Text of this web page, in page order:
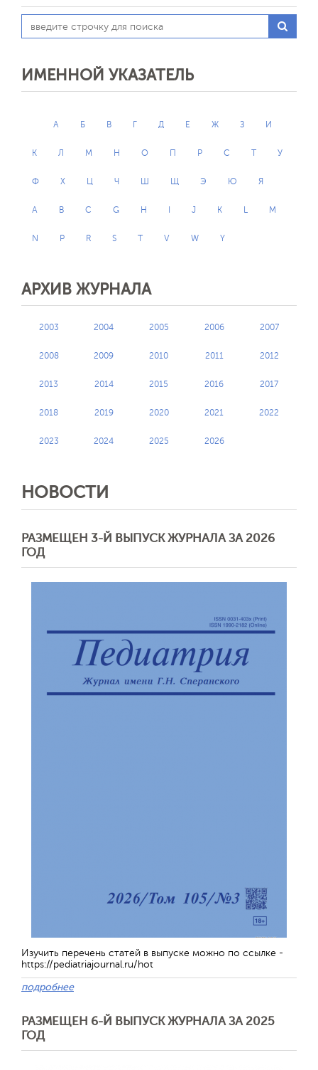
ИМЕННОЙ УКАЗАТЕЛЬ
А Б В Г Д Е Ж З И
К Л М Н О П Р С Т У
Ф Х Ц Ч Ш Щ Э Ю Я
A B C G H J K L M
N P R S T V W Y
АРХИВ ЖУРНАЛА
2003 2004 2005 2006 2007
2008 2009 2010 2011 2012
2013 2014 2015 2016 2017
2018 2019 2020 2021 2022
2023 2024 2025 2026
НОВОСТИ
РАЗМЕЩЕН 3-Й ВЫПУСК ЖУРНАЛА ЗА 2026
ГОД
Изучить перечень статей в выпуске можно по ссылке -
https://pediatriajournal.ru/hot
подробнее
РАЗМЕЩЕН 6-Й ВЫПУСК ЖУРНАЛА ЗА 2025
ГОД